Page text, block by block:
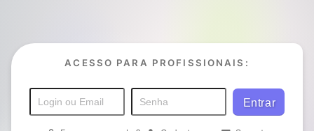
ACESSO PARA PROFISSIONAIS: